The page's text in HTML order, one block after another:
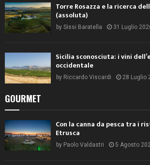
Torre Rosazza e la ricerca
(assoluta)
by Sissi Baratella 31 Luglio
Sicilia sconosciuta: i vini
occidentale
by Riccardo Viscardi 28 Luglio
GOURMET
Con la canna da pesca tra i
Etrusca
by Paolo Valdastri 5 Agosto